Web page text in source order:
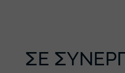
ΣΕ